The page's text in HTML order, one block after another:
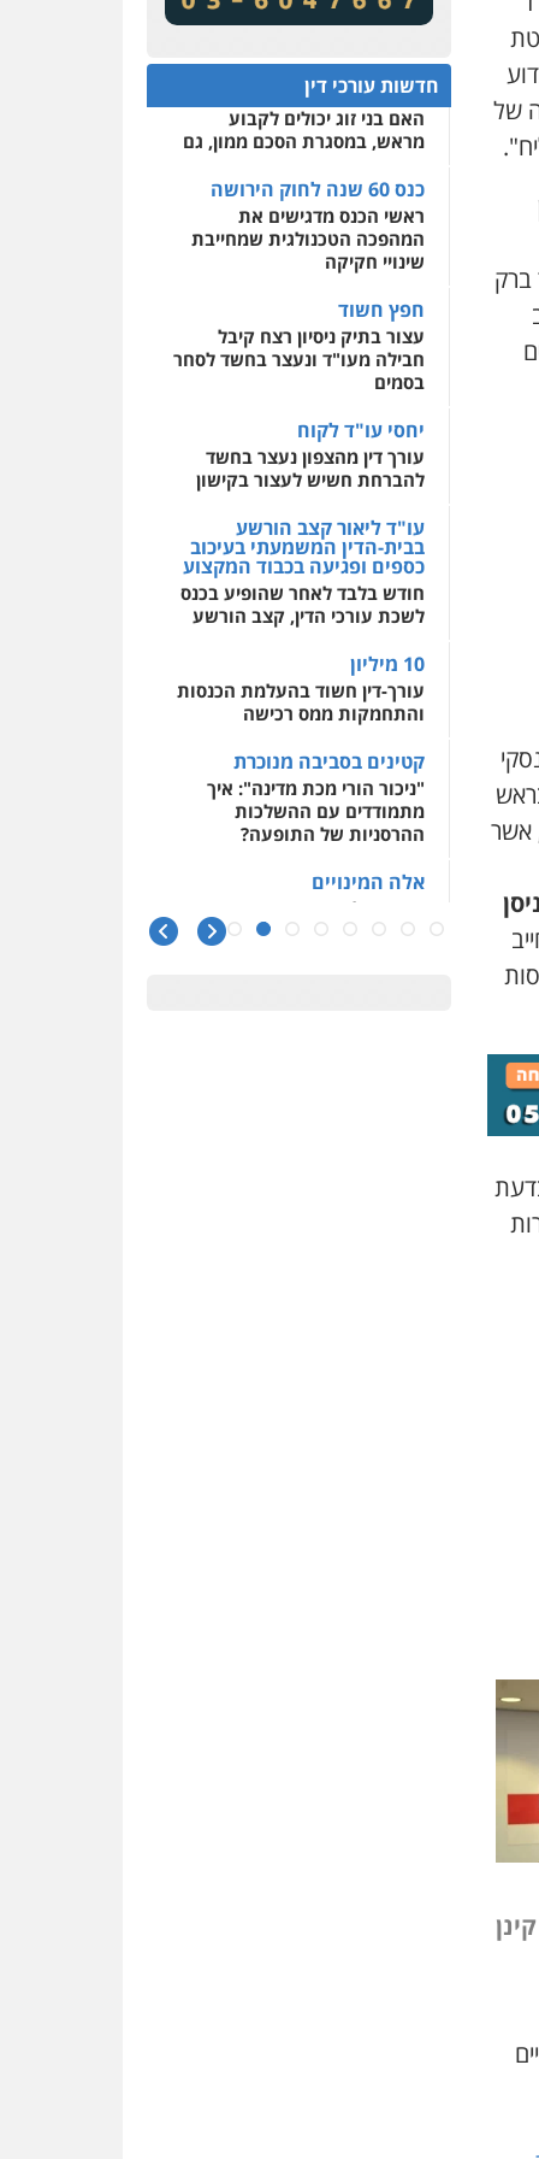
של
".
ברק
אשר
שירותים מקצועיים לעורכי
דין
0522508109
אחסון אתרים
מהירות הגנה גיבוי
לעורכי דין
מרכז התחלה חדשה
שירותים מקצועיים לעורכי
דין
0544500346
חדשות עורכי דין
מע"מ ומוסדות ללא כוונת רווח
המתח שבין חוק יחסי ממון
לבין חוק הירושה
האם בני זוג יכולים לקבוע
מראש, במסגרת הסכם ממון, גם
כנס 60 שנה לחוק הירושה
ראשי הכנס מדגישים את
המהפכה הטכנולגית שמחייבת
שינויי חקיקה
חפץ חשוד
עצור בתיק ניסיון רצח קיבל
חבילה מעו"ד ונעצר בחשד לסחר
בסמים
יחסי עו"ד לקוח
עורך דין מהצפון נעצר בחשד
להברחת חשיש לעצור בקישון
עו"ד ליאור קצב הורשע
בבית-הדין המשמעתי בעיכוב
כספים ופגיעה בכבוד המקצוע
חודש בלבד לאחר שהופיע בכנס
לשכת עורכי הדין, קצב הורשע
10 מיליון
עורך-דין חשוד בהעלמת הכנסות
והתחמקות ממס רכישה
קטינים בסביבה מנוכרת
"ניכור הורי מכת מדינה": איך
מתמודדים עם ההשלכות
ההרסניות של התופעה?
אלה המינויים
הוועדה לבחירת שופטים בחרה
26 שופטים ורשמים נוספים